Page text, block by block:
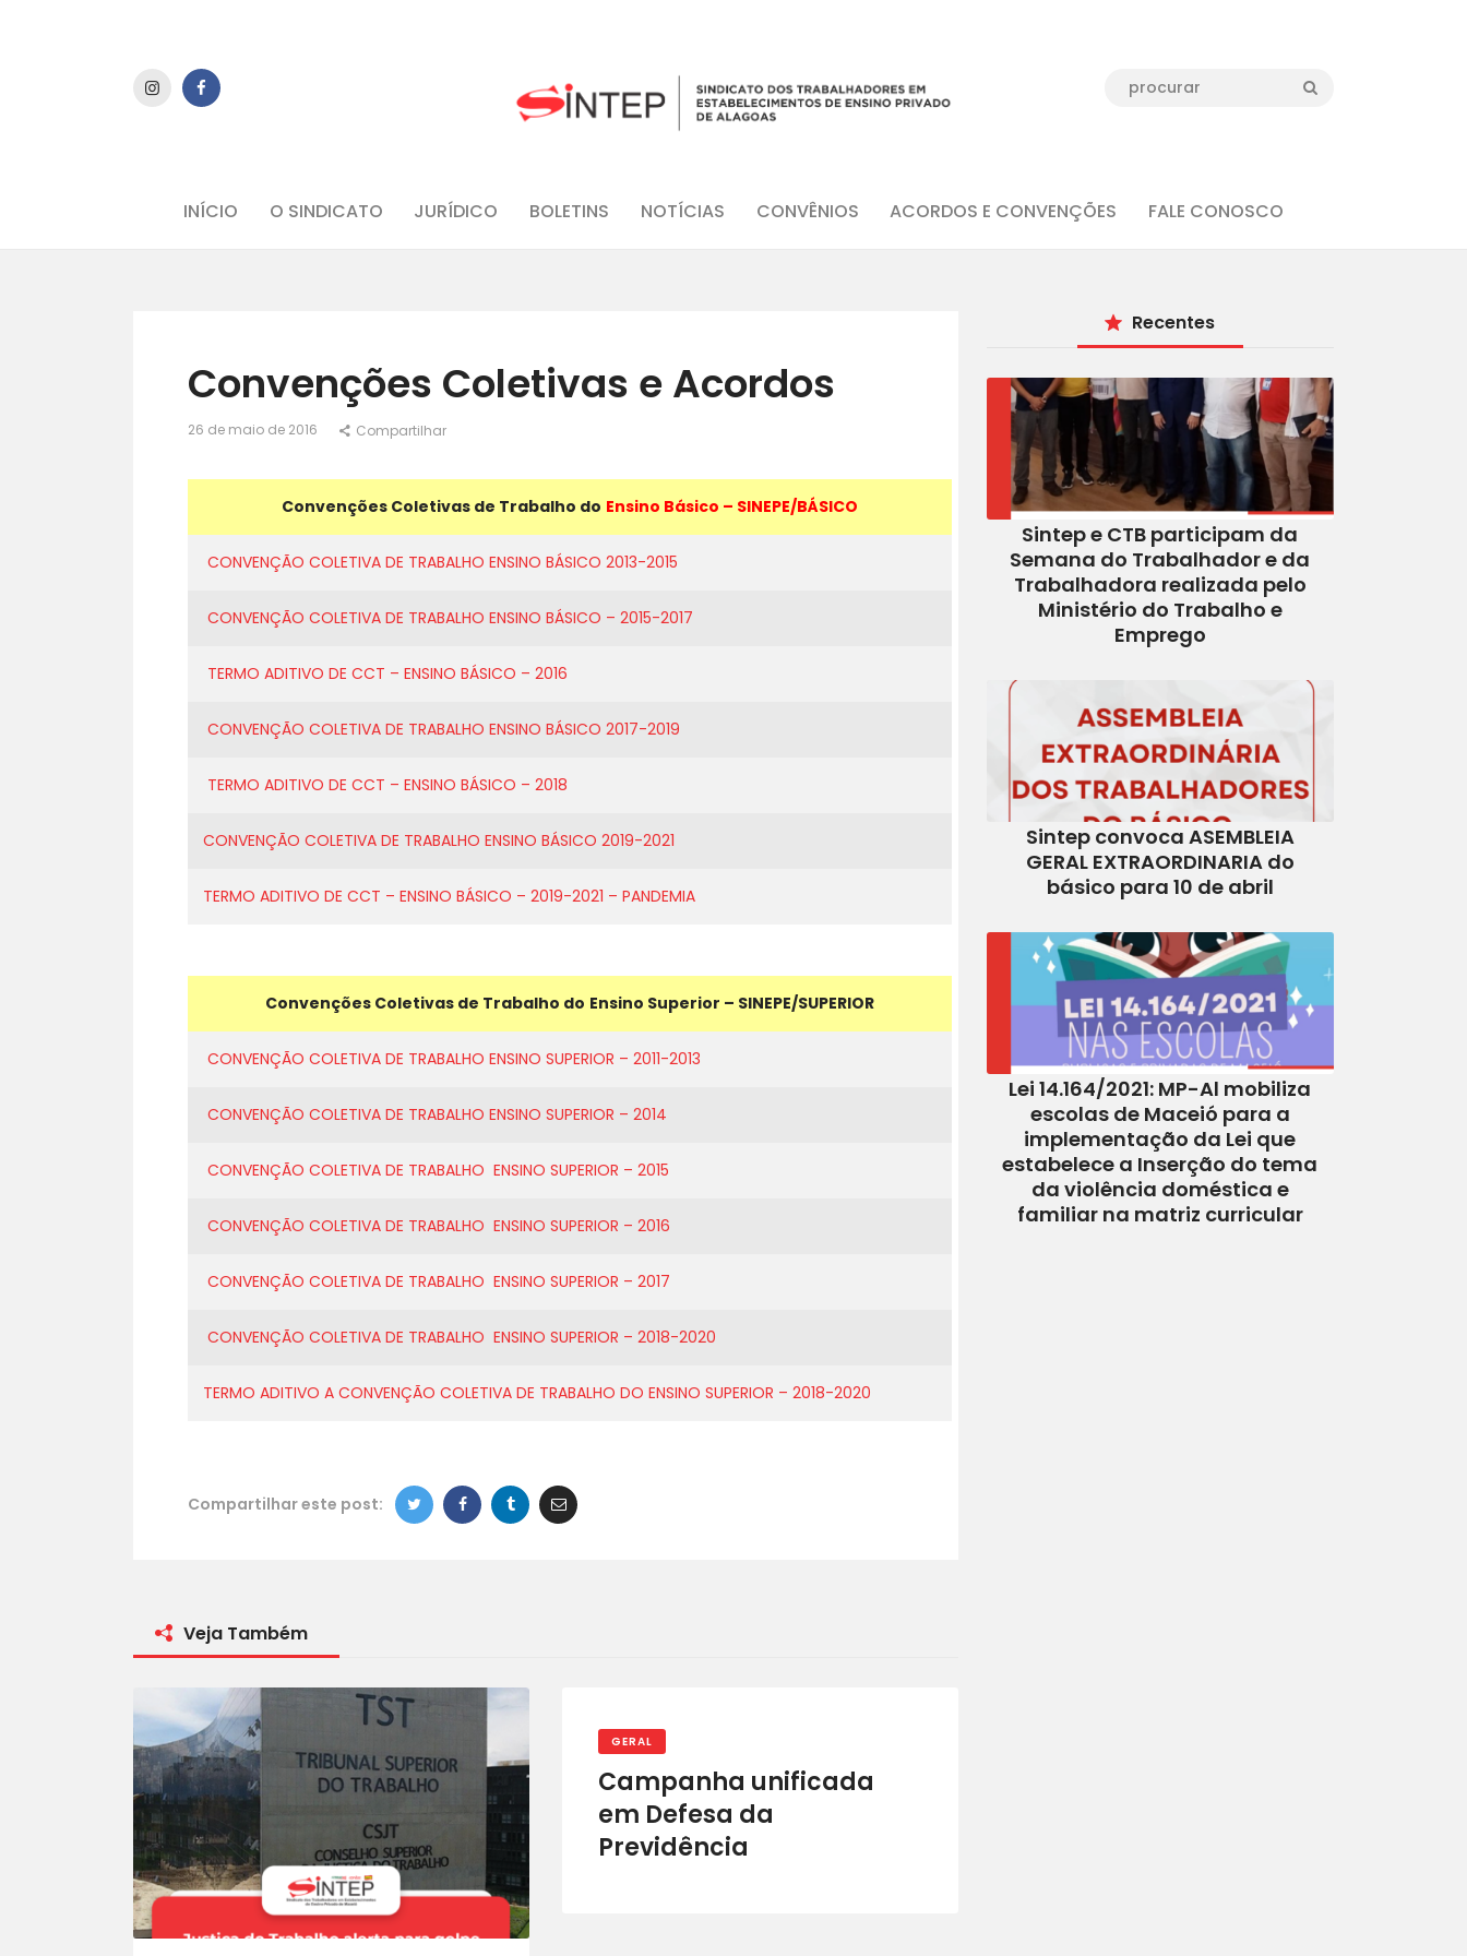
INÍCIO O SINDICATO JURÍDICO BOLETINS NOTÍCIAS CONVÊNIOS ACORDOS E CONVENÇÕES FALE CONOSCO
O SINDICATO
BOLETINS
CONVÊNIOS
FALE CONOSCO
Convenções Coletivas e Acordos
26 de maio de 2016 Compartilhar
Convenções Coletivas de Trabalho do Ensino Básico – SINEPE/BÁSICO
CONVENÇÃO COLETIVA DE TRABALHO ENSINO BÁSICO 2013-2015
CONVENÇÃO COLETIVA DE TRABALHO ENSINO BÁSICO – 2015-2017
TERMO ADITIVO DE CCT – ENSINO BÁSICO – 2016
CONVENÇÃO COLETIVA DE TRABALHO ENSINO BÁSICO 2017-2019
TERMO ADITIVO DE CCT – ENSINO BÁSICO – 2018
CONVENÇÃO COLETIVA DE TRABALHO ENSINO BÁSICO 2019-2021
TERMO ADITIVO DE CCT – ENSINO BÁSICO – 2019-2021 – PANDEMIA
Convenções Coletivas de Trabalho do Ensino Superior – SINEPE/SUPERIOR
CONVENÇÃO COLETIVA DE TRABALHO ENSINO SUPERIOR – 2011-2013
CONVENÇÃO COLETIVA DE TRABALHO ENSINO SUPERIOR – 2014
CONVENÇÃO COLETIVA DE TRABALHO ENSINO SUPERIOR – 2015
CONVENÇÃO COLETIVA DE TRABALHO ENSINO SUPERIOR – 2016
CONVENÇÃO COLETIVA DE TRABALHO ENSINO SUPERIOR – 2017
CONVENÇÃO COLETIVA DE TRABALHO ENSINO SUPERIOR – 2018-2020
TERMO ADITIVO A CONVENÇÃO COLETIVA DE TRABALHO DO ENSINO SUPERIOR – 2018-2020
Compartilhar este post:
Veja Também
GERAL
Campanha unificada
em Defesa da
Previdência
Recentes
Sintep e CTB participam da
Semana do Trabalhador e da
Trabalhadora realizada pelo
Ministério do Trabalho e
Emprego
Sintep convoca ASEMBLEIA
GERAL EXTRAORDINARIA do
básico para 10 de abril
Lei 14.164/2021: MP-Al mobiliza
escolas de Maceió para a
implementação da Lei que
estabelece a Inserção do tema
da violência doméstica e
familiar na matriz curricular